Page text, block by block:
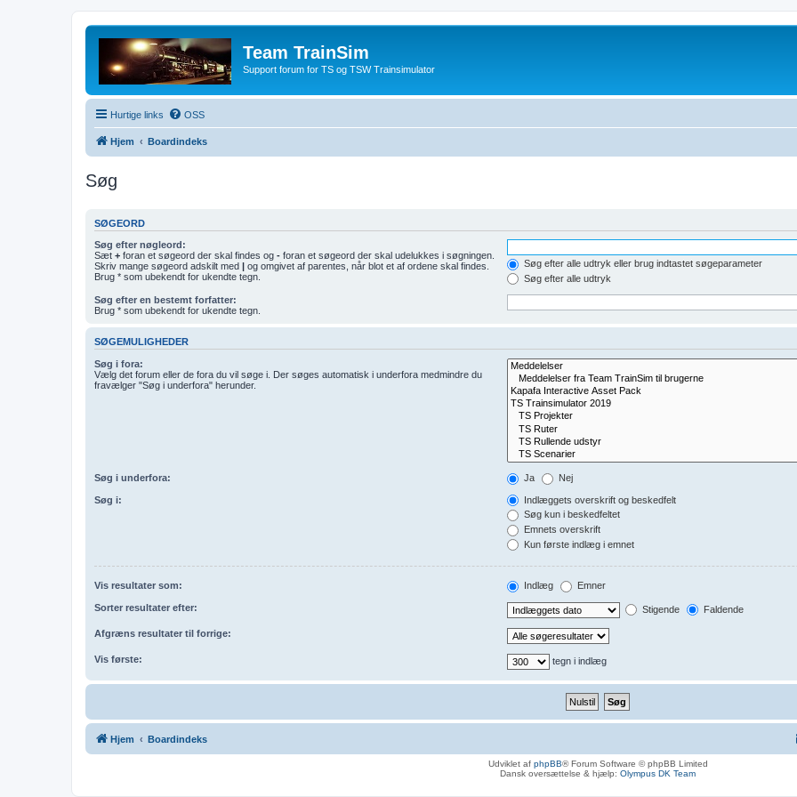
Team TrainSim
Support forum for TS og TSW Trainsimulator
Hurtige links OSS
Hjem Boardindeks
Søg
SØGEORD
Søg efter nøgleord:
Sæt + foran et søgeord der skal findes og - foran et søgeord der skal udelukkes i søgningen.
Skriv mange søgeord adskilt med | og omgivet af parentes, når blot et af ordene skal findes.
Brug * som ubekendt for ukendte tegn.
Søg efter alle udtryk eller brug indtastet søgeparameter
Søg efter alle udtryk
Søg efter en bestemt forfatter:
Brug * som ubekendt for ukendte tegn.
SØGEMULIGHEDER
Søg i fora:
Vælg det forum eller de fora du vil søge i. Der søges automatisk i underfora medmindre du
fravælger "Søg i underfora" herunder.
Søg i underfora: Ja Nej
Søg i:
Indlæggets overskrift og beskedfelt
Søg kun i beskedfeltet
Emnets overskrift
Kun første indlæg i emnet
Vis resultater som: Indlæg Emner
Sorter resultater efter: Stigende Faldende
Afgræns resultater til forrige:
Vis første: tegn i indlæg
Hjem Boardindeks
Udviklet af phpBB® Forum Software © phpBB Limited
Dansk oversættelse & hjælp: Olympus DK Team